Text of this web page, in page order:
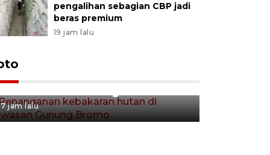
pengalihan sebagian CBP jadi
beras premium
19 jam lalu
Penanganan kebakaran hutan
7 jam lalu